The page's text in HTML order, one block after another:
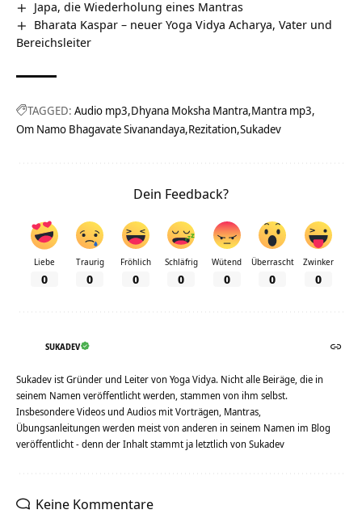
Japa, die Wiederholung eines Mantras
Bharata Kaspar – neuer Yoga Vidya Acharya, Vater und
Bereichsleiter
TAGGED: Audio mp3 Dhyana Moksha Mantra Mantra mp3
Om Namo Bhagavate Sivanandaya Rezitation Sukadev
Dein Feedback?
Liebe
0
Traurig
0
Fröhlich
0
Schläfrig
0
Wütend
0
Überrascht
0
Zwinker
0
SUKADEV
Sukadev ist Gründer und Leiter von Yoga Vidya. Nicht alle Beiräge, die in
seinem Namen veröffentlicht werden, stammen von ihm selbst.
Insbesondere Videos und Audios mit Vorträgen, Mantras,
Übungsanleitungen werden meist von anderen in seinem Namen im Blog
veröffentlicht - denn der Inhalt stammt ja letztlich von Sukadev
Keine Kommentare